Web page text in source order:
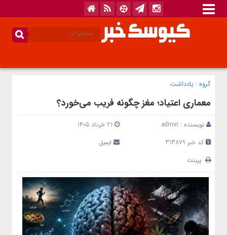
گروه : یادداشت
معماری اعتیاد؛ مغز چگونه فریب می‌خورد؟
نویسنده : admin
کد خبر 313879
ایمیل
پرینت